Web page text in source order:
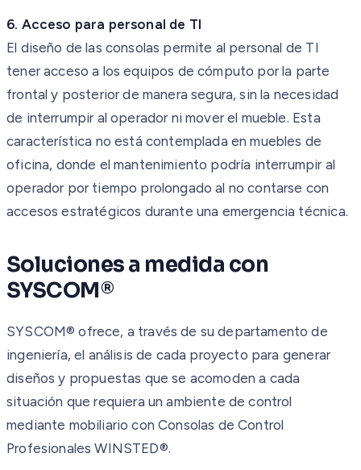
6. Acceso para personal de TI
El diseño de las consolas permite al personal de TI
tener acceso a los equipos de cómputo por la parte
frontal y posterior de manera segura, sin la necesidad
de interrumpir al operador ni mover el mueble. Esta
característica no está contemplada en muebles de
oficina, donde el mantenimiento podría interrumpir al
operador por tiempo prolongado al no contarse con
accesos estratégicos durante una emergencia técnica.
Soluciones a medida con
SYSCOM®
SYSCOM® ofrece, a través de su departamento de
ingeniería, el análisis de cada proyecto para generar
diseños y propuestas que se acomoden a cada
situación que requiera un ambiente de control
mediante mobiliario con Consolas de Control
Profesionales WINSTED®.